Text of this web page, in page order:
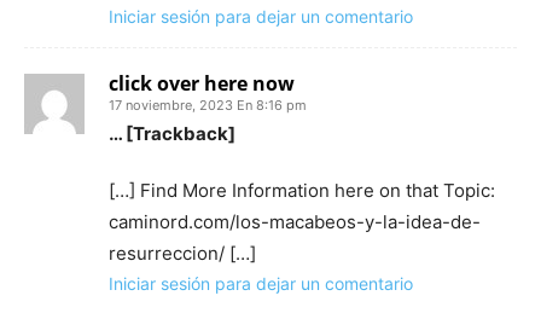
Iniciar sesión para dejar un comentario
click over here now
17 noviembre, 2023 En 8:16 pm
… [Trackback]
[…] Find More Information here on that Topic:
caminord.com/los-macabeos-y-la-idea-de-
resurreccion/ […]
Iniciar sesión para dejar un comentario